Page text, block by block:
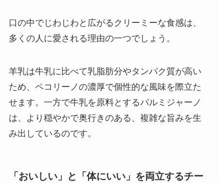
口の中でじわじわと広がるクリーミーな食感は、
多くの人に愛される理由の一つでしょう。
羊乳は牛乳に比べて乳脂肪分やタンパク質が高い
ため、ペコリーノの濃厚で個性的な風味を際立た
せます。一方で牛乳を原料とするパルミジャーノ
は、より穏やかで奥行きのある、複雑な旨みを生
み出しているのです。
「おいしい」と「体にいい」を両立するチー